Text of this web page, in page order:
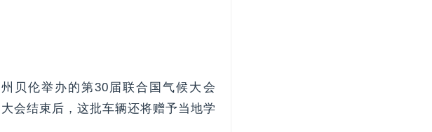
贝伦举办的第30届联合国气候大会
会结束后，这批车辆还将赠予当地学